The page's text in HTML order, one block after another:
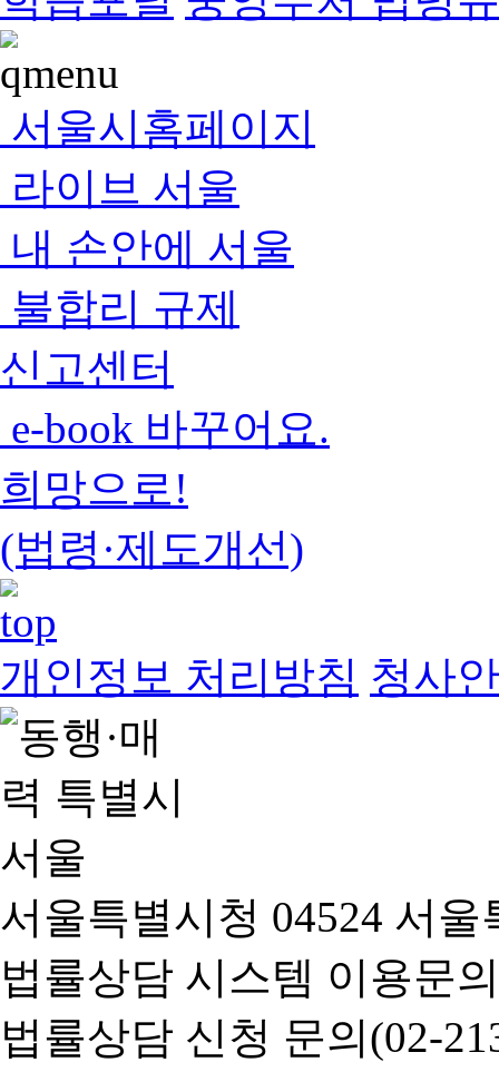
서울시홈페이지
라이브 서울
내 손안에 서울
불합리 규제
신고센터
e-book 바꾸어요.
희망으로!
(법령·제도개선)
개인정보 처리방침 청사
서울특별시청 04524 서
법률상담 시스템 이용문
법률상담 신청 문의(02-